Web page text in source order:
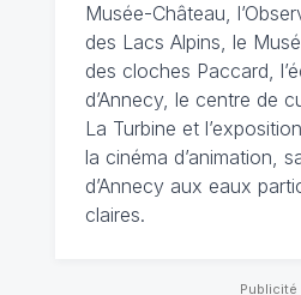
Musée-Château,
des Lacs Alpins, le
des cloches Paccard,
d’Annecy, le centre de
La Turbine et
la cinéma d’animation,
d’Annecy aux eaux
claires.